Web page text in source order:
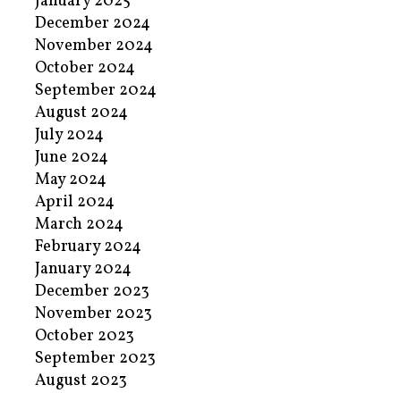
December 2024
November 2024
October 2024
September 2024
August 2024
July 2024
June 2024
May 2024
April 2024
March 2024
February 2024
January 2024
December 2023
November 2023
October 2023
September 2023
August 2023